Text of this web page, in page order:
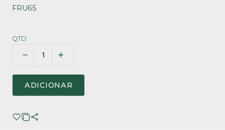
FRU65
QTD.
ADICIONAR